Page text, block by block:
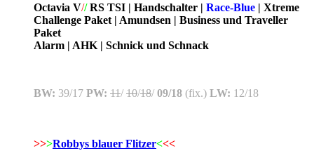
Octavia V//RS TSI | Handschalter | Race-Blue | Xtreme
Challenge Paket | Amundsen | Business und Traveller
Paket
Alarm | AHK | Schnick und Schnack
BW: 39/17 PW: 11/10/18/09/18 (fix.) LW: 12/18
>>>Robbys blauer Flitzer<<<